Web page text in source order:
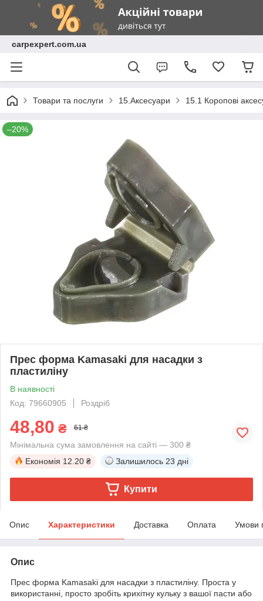
carpexpert.com.ua
Товари та послуги 15.Аксесуари 15.1 Коропові
–20%
Прес форма Kamasaki для насадки з
пластиліну
В наявності
Код: 79660905
Роздріб
48,80 ₴ 61 ₴
Мінімальна сума замовлення на сайті — 300 ₴
Економія 12.20 ₴ Залишилось 23 дні
Купити
Опис Характеристики Доставка Оплата Умови
Опис
Прес форма Kamasaki для насадки з пластиліну. Проста у
використанні, просто зробіть крихітну кульку з вашої пасти або